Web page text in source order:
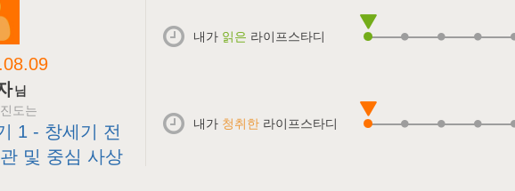
님
도는
1 - 창세기 전
및 중심 사상
내가 읽은 라이프스타디
내가 청취한 라이프스타디